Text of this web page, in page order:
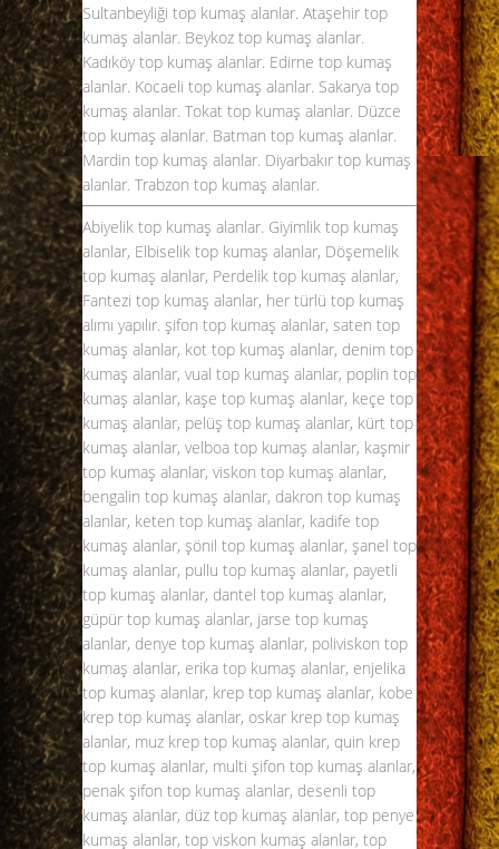
Sultanbeyliği top kumaş alanlar. Ataşehir top
kumaş alanlar. Beykoz top kumaş alanlar.
Kadıköy top kumaş alanlar. Edirne top kumaş
alanlar. Kocaeli top kumaş alanlar. Sakarya top
kumaş alanlar. Tokat top kumaş alanlar. Düzce
top kumaş alanlar. Batman top kumaş alanlar.
Mardin top kumaş alanlar. Diyarbakır top kumaş
alanlar. Trabzon top kumaş alanlar.
Abiyelik top kumaş alanlar. Giyimlik top kumaş
alanlar, Elbiselik top kumaş alanlar, Döşemelik
top kumaş alanlar, Perdelik top kumaş alanlar,
Fantezi top kumaş alanlar, her türlü top kumaş
alımı yapılır. şifon top kumaş alanlar, saten top
kumaş alanlar, kot top kumaş alanlar, denim top
kumaş alanlar, vual top kumaş alanlar, poplin top
kumaş alanlar, kaşe top kumaş alanlar, keçe top
kumaş alanlar, pelüş top kumaş alanlar, kürt top
kumaş alanlar, velboa top kumaş alanlar, kaşmir
top kumaş alanlar, viskon top kumaş alanlar,
bengalin top kumaş alanlar, dakron top kumaş
alanlar, keten top kumaş alanlar, kadife top
kumaş alanlar, şönil top kumaş alanlar, şanel top
kumaş alanlar, pullu top kumaş alanlar, payetli
top kumaş alanlar, dantel top kumaş alanlar,
güpür top kumaş alanlar, jarse top kumaş
alanlar, denye top kumaş alanlar, poliviskon top
kumaş alanlar, erika top kumaş alanlar, enjelika
top kumaş alanlar, krep top kumaş alanlar, kobe
krep top kumaş alanlar, oskar krep top kumaş
alanlar, muz krep top kumaş alanlar, quin krep
top kumaş alanlar, multi şifon top kumaş alanlar,
penak şifon top kumaş alanlar, desenli top
kumaş alanlar, düz top kumaş alanlar, top penye
kumaş alanlar, top viskon kumaş alanlar, top